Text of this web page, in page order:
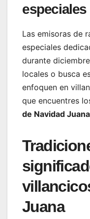
especiales
Las emisoras de
especiales
durante
locales o busca
enfoquen en
que encuentres
de Navidad Juana
Juana